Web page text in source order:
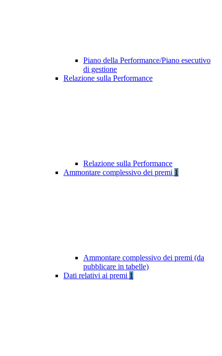
Piano della Performance/Piano esecutivo
di gestione
Relazione sulla Performance
Relazione sulla Performance
Ammontare complessivo dei premi 1
Ammontare complessivo dei premi (da
pubblicare in tabelle)
Dati relativi ai premi 1